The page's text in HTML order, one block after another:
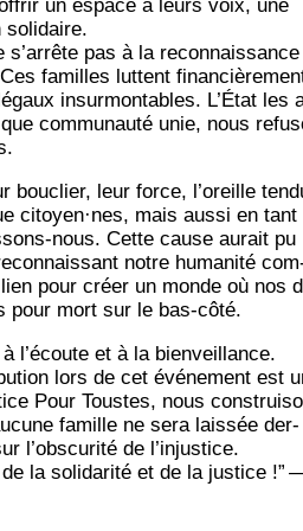
un espace à leurs voix, une
solidaire.
pas à la recon­nais­sance
familles luttent
insur­mon­tables. L’É­tat les
com­mu­nau­té unie, nous
bou­clier, leur force, l’oreille
citoyen·nes, mais aus­si en tant
nous. Cette cause aurait pu
notre huma­ni­té
pour créer un monde où nos
pour mort sur le bas-côté.
l’é­coute et à la bien­veillance.
lors de cet évé­ne­ment est
Pour Toustes, nous
famille ne sera lais­sée der­
l’obs­cu­ri­té de l’injustice.
la soli­da­ri­té et de la jus­tice !”